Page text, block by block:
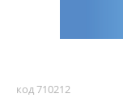
код 710212